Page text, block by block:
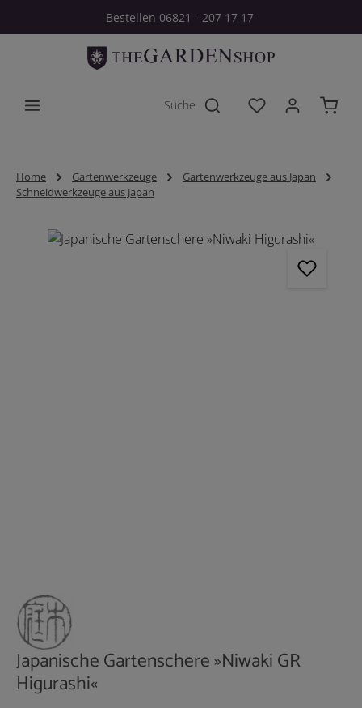
Zum Hauptinhalt springenBestellen 06821 - 207 17 17
Du hast 0
Home Gartenwerkzeuge
Gartenwerkzeuge aus Japan
Schneidwerkzeuge aus Japan
Bildergalerie überspringen
Japanische Gartenschere »Niwaki GR
Higurashi«